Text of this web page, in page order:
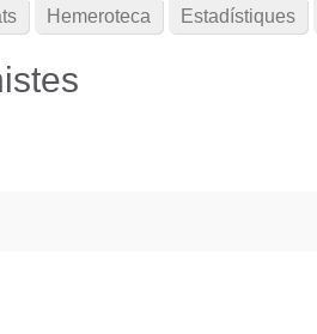
Hemeroteca Estadístiques